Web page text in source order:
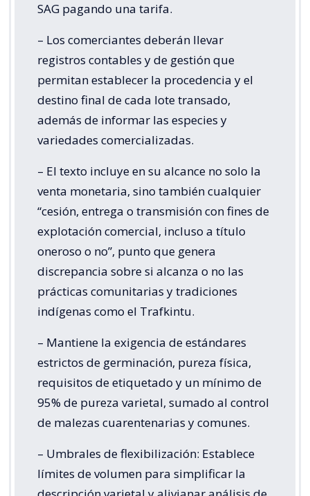
SAG pagando una tarifa.
– Los comerciantes deberán llevar
registros contables y de gestión que
permitan establecer la procedencia y el
destino final de cada lote transado,
además de informar las especies y
variedades comercializadas.
– El texto incluye en su alcance no solo la
venta monetaria, sino también cualquier
“cesión, entrega o transmisión con fines de
explotación comercial, incluso a título
oneroso o no”, punto que genera
discrepancia sobre si alcanza o no las
prácticas comunitarias y tradiciones
indígenas como el Trafkintu.
– Mantiene la exigencia de estándares
estrictos de germinación, pureza física,
requisitos de etiquetado y un mínimo de
95% de pureza varietal, sumado al control
de malezas cuarentenarias y comunes.
– Umbrales de flexibilización: Establece
límites de volumen para simplificar la